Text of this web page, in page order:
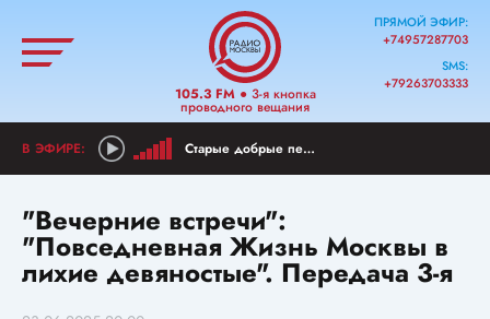
105.3 FM● 3-я кнопка
проводного вещания
ПРЯМОЙ ЭФИР:
+74957287703
SMS:
+79263703333
Старые добрые песни
"Вечерние встречи":
"Повседневная Жизнь Москвы в
лихие девяностые". Передача 3-я